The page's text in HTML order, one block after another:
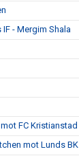
- Mergim Shala
FC Kristianstad
mot Lunds BK